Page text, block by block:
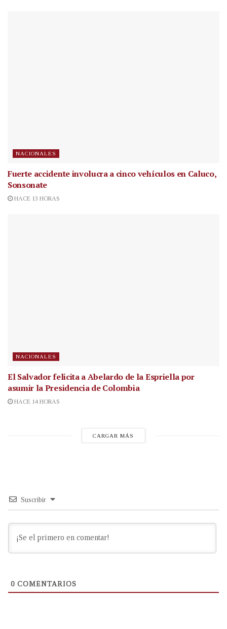
NACIONALES
Fuerte accidente involucra a cinco vehículos en Caluco,
Sonsonate
HACE 13 HORAS
NACIONALES
El Salvador felicita a Abelardo de la Espriella por
asumir la Presidencia de Colombia
HACE 14 HORAS
CARGAR MÁS
Suscribir
0 COMENTARIOS